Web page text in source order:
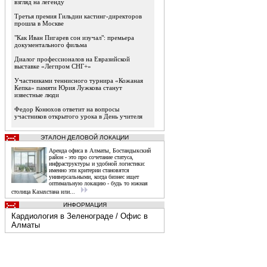
взгляд на легенду
Третья премия Гильдии кастинг-директоров
прошла в Москве
"Как Иван Пигарев сон изучал": премьера
документального фильма
Диалог профессионалов на Евразийской
выставке «Легпром СНГ+»
Участниками теннисного турнира «Кожаная
Кепка» памяти Юрия Лужкова станут
известные люди
Федор Конюхов ответит на вопросы
участников открытого урока в День учителя
ЭТАЛОН ДЕЛОВОЙ ЛОКАЦИИ
Аренда офиса в Алматы, Бостандыкский
район - это про сочетание статуса,
инфраструктуры и удобной логистики:
именно эти критерии становятся
универсальными, когда бизнес ищет
оптимальную локацию - будь то южная
столица Казахстана или...
ИНФОРМАЦИЯ
Кардиология в Зеленограде / Офис в
Алматы